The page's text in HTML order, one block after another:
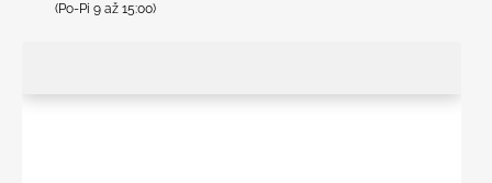
(Po-Pi 9 až 15:00)